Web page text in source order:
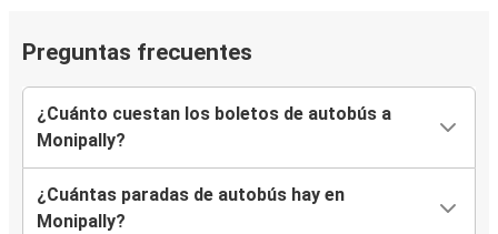
Preguntas frecuentes
¿Cuánto cuestan los boletos de autobús a
Monipally?
¿Cuántas paradas de autobús hay en
Monipally?